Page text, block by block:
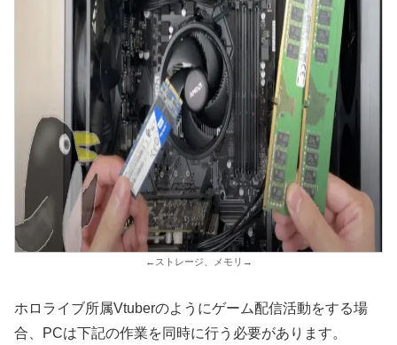
←ストレージ、メモリ→
ホロライブ所属Vtuberのようにゲーム配信活動をする場
合、PCは下記の作業を同時に行う必要があります。